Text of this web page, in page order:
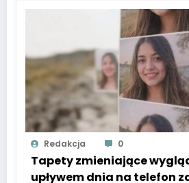
0
Jak zrobić sos
Przepisy, które musisz
3 Kwietnia, 2025